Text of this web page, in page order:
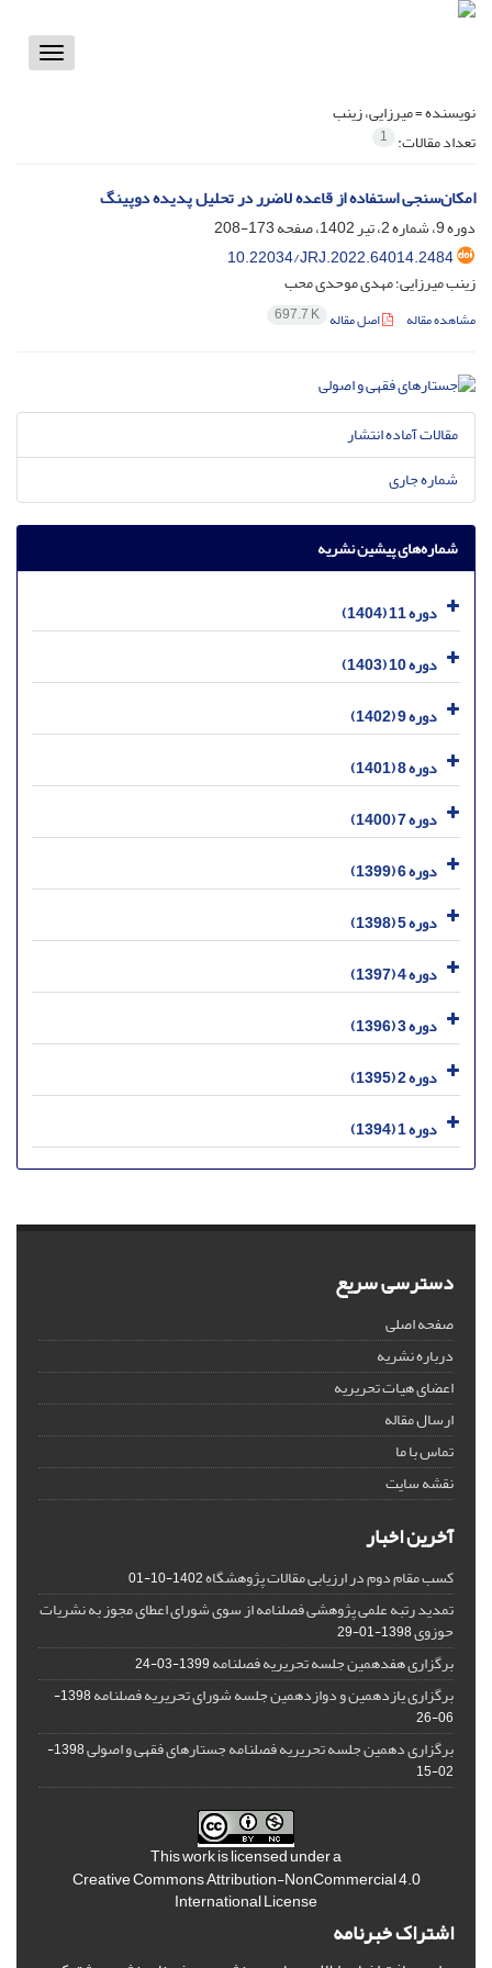
Toggle
نویسنده =میرزایی، زینب
تعداد مقالات: 1
امکان‌سنجی استفاده از قاعده لاضرر در تحلیل پدیده‌ دوپینگ
دوره 9، شماره 2، تیر 1402، صفحه
173-208
10.22034/JRJ.2022.64014.2484
زینب میرزایی؛ مهدی موحدی محب
مشاهده مقاله اصل مقاله 697.7 K
مقالات آماده انتشار
شماره جاری
شماره‌های پیشین نشریه
دوره 11 (1404)
دوره 10 (1403)
دوره 9 (1402)
دوره 8 (1401)
دوره 7 (1400)
دوره 6 (1399)
دوره 5 (1398)
دوره 4 (1397)
دوره 3 (1396)
دوره 2 (1395)
دوره 1 (1394)
دسترسی سریع
صفحه اصلی
درباره نشریه
اعضای هیات تحریریه
ارسال مقاله
تماس با ما
نقشه سایت
آخرین اخبار
کسب مقام دوم در ارزیابی مقالات پژوهشگاه1402-10-01
تمدید رتبه علمی پژوهشی فصلنامه از سوی شورای اعطای مجوز به نشریات
حوزوی1398-01-29
برگزاری هفدهمین جلسه تحریریه فصلنامه1399-03-24
برگزاری یازدهمین و دوازدهمین جلسه شورای تحریریه فصلنامه
1398-
06-26
برگزاری دهمین جلسه تحریریه فصلنامه جستارهای فقهی و اصولی
1398-
02-15
This work is licensed under a
Creative Commons Attribution-NonCommercial 4.0
International License
اشتراک خبرنامه